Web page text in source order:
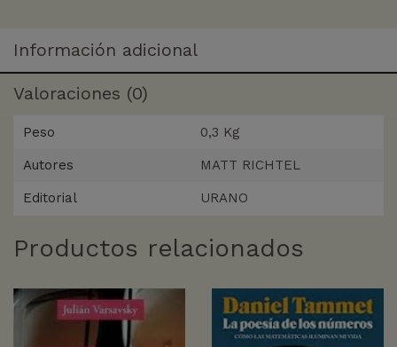
Información adicional
Valoraciones (0)
Peso 0,3 Kg
Autores MATT RICHTEL
Editorial URANO
Productos relacionados